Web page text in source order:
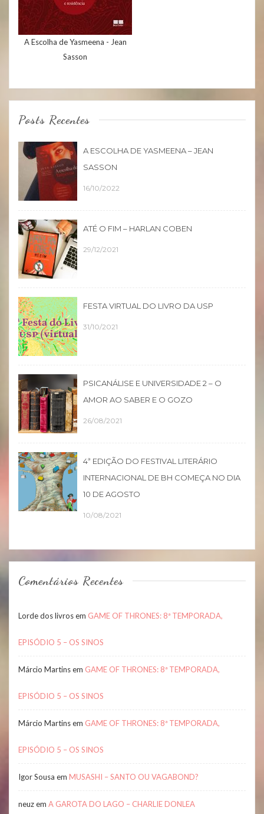
A Escolha de Yasmeena - Jean
Sasson
Posts Recentes
A ESCOLHA DE YASMEENA – JEAN
SASSON
16/10/2022
ATÉ O FIM – HARLAN COBEN
29/12/2021
FESTA VIRTUAL DO LIVRO DA USP
31/10/2021
PSICANÁLISE E UNIVERSIDADE 2 – O
AMOR AO SABER E O GOZO
26/08/2021
4ª EDIÇÃO DO FESTIVAL LITERÁRIO
INTERNACIONAL DE BH COMEÇA NO DIA
10 DE AGOSTO
10/08/2021
Comentários Recentes
Lorde dos livrosem GAME OF THRONES: 8ª TEMPORADA,
EPISÓDIO 5 – OS SINOS
Márcio Martinsem GAME OF THRONES: 8ª TEMPORADA,
EPISÓDIO 5 – OS SINOS
Márcio Martinsem GAME OF THRONES: 8ª TEMPORADA,
EPISÓDIO 5 – OS SINOS
Igor Sousa em MUSASHI – SANTO OU VAGABOND?
neuzem A GAROTA DO LAGO – CHARLIE DONLEA